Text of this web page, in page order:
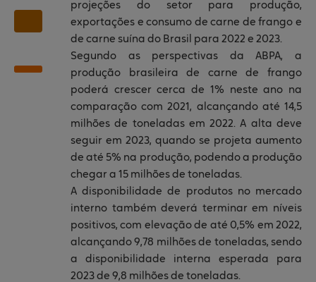
projeções do setor para produção,
exportações e consumo de carne de frango e
de carne suína do Brasil para 2022 e 2023.
Segundo as perspectivas da ABPA, a
produção brasileira de carne de frango
poderá crescer cerca de 1% neste ano na
comparação com 2021, alcançando até 14,5
milhões de toneladas em 2022. A alta deve
seguir em 2023, quando se projeta aumento
de até 5% na produção, podendo a produção
chegar a 15 milhões de toneladas.
A disponibilidade de produtos no mercado
interno também deverá terminar em níveis
positivos, com elevação de até 0,5% em 2022,
alcançando 9,78 milhões de toneladas, sendo
a disponibilidade interna esperada para
2023 de 9,8 milhões de toneladas.